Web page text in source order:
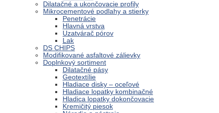
Dilatačné a ukončovacie profily
Mikrocementové podlahy a stierky
Penetrácie
Hlavná vrstva
Uzatvárač pórov
Lak
DS CHIPS
Modifikované asfaltové zálievky
Doplnkový sortiment
Dilatačné pásy
Geotextílie
Hladiace disky – oceľové
Hladiace lopatky kombinačné
Hladica lopatky dokončovacie
Kremičitý piesok